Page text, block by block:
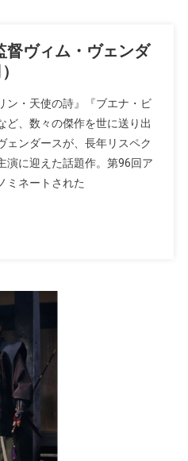
督ヴィム・ヴェンダ
ン・天使の詩』『ブエナ・ビ
ど、数々の傑作を世に送り出
ェンダースが、長年リスペク
演に迎えた話題作。第96回ア
ミネートされた